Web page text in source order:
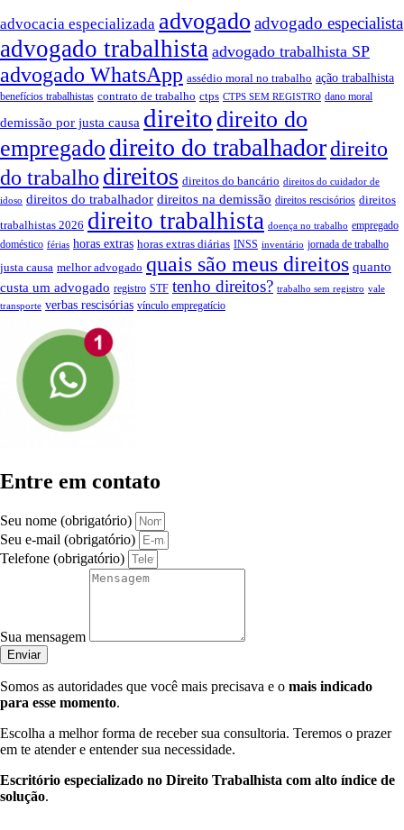
advocacia especializada advogado advogado especialista
advogado trabalhista advogado trabalhista SP
advogado WhatsApp assédio moral no trabalho ação trabalhista
benefícios trabalhistas contrato de trabalho ctps CTPS SEM REGISTRO dano moral
demissão por justa causa direito direito do
empregado direito do trabalhadordireito
do trabalho direitos direitos do bancário direitos do cuidador de
idoso direitos do trabalhador direitos na demissão direitos rescisórios direitos
trabalhistas 2026 direito trabalhista doença no trabalho empregado
doméstico férias horas extras horas extras diárias INSS inventário jornada de trabalho
justa causa melhor advogado quais são meus direitos quanto
custa um advogado registro STF tenho direitos? trabalho sem registro vale
transporte verbas rescisórias vínculo empregatício
Entre em contato
Seu nome (obrigatório)
Seu e-mail (obrigatório)
Telefone (obrigatório)
Sua mensagem
Enviar
Somos as autoridades que você mais precisava e o mais indicado
para esse momento.
Escolha a melhor forma de receber sua consultoria. Teremos o prazer
em te atender e entender sua necessidade.
Escritório especializado no Direito Trabalhista com alto índice de
solução.